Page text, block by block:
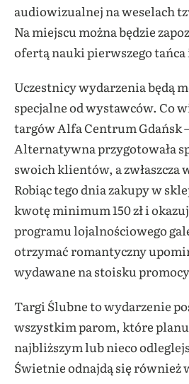
audiowizualnej na weselach
Na miejscu można będzie
ofertą nauki pierwszego
Uczestnicy wydarzenia będą
specjalne od wystawców. Co
targów Alfa Centrum Gdańsk
Alternatywna przygotowała
swoich klientów, a zwłaszcza
Robiąc tego dnia zakupy w
kwotę minimum 150 zł i
programu lojalnościowego
otrzymać romantyczny
wydawane na stoisku
Targi Ślubne to wydarzenie
wszystkim parom, które
najbliższym lub nieco
Świetnie odnajdą się również